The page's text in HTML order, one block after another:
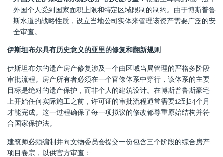
外国个人受到国家面积上限和特定区域限制的制约。由于博斯普鲁
斯水道的战略性质，设立当地公司实体来管理该资产需要广泛的安
全审查。
伊斯坦布尔具有历史意义的亚里的修复和翻新规则
伊斯坦布尔的遗产房产修复涉及一个由区域当局管理的严格多阶段
审批流程。房产所有者必须在一个官僚体系中穿行，该体系的主要
目标是绝对的遗产保护，而非个人的建筑设计。在博斯普鲁斯豪宅
上开始任何实际施工之前，许可证的审批流程通常需要12到24个月
才能完成。这一过程确保了每一项拟议的修改都尊重原始结构并符
合国家保护法。
建筑师必须编制并向文物委员会提交一份包含三个阶段的综合房产
项目卷宗，以供官方审查：